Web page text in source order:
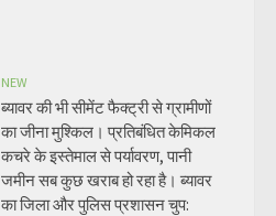
NEW
ब्यावर की भी सीमेंट फैक्ट्री से ग्रामीणों
का जीना मुश्किल। प्रतिबंधित केमिकल
कचरे के इस्तेमाल से पर्यावरण, पानी
जमीन सब कुछ खराब हो रहा है। ब्यावर
का जिला और पुलिस प्रशासन चुप: